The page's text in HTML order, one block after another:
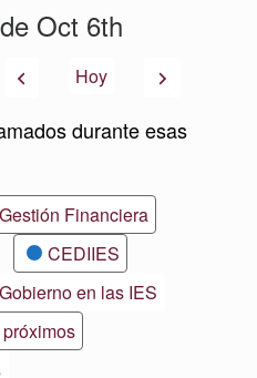
Oct 6th
AnteriorHoy Siguiente
durante esas
Financiera
CEDIIES
Gobierno en las IES
próximos